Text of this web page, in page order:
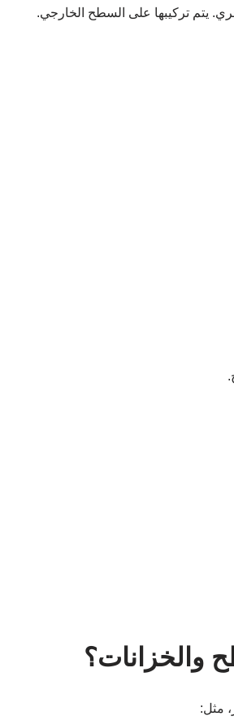
يتم تركيبها على السطح الخارجي.
والخزانات؟
مثل: